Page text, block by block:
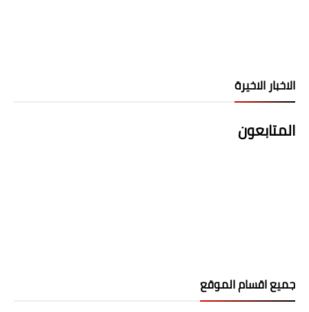
الاخبار الاخيرة
المتابعون
جميع اقسام الموقع